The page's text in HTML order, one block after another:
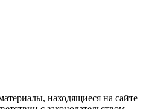
находящиеся на сайте